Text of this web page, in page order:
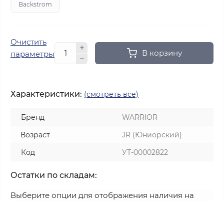
Backstrom
Очистить
параметры
В корзину
Характеристики: (смотреть все)
Бренд
WARRIOR
Возраст
JR (Юниорский)
Код
УТ-00002822
Остатки по складам:
Выберите опции для отображения наличия на